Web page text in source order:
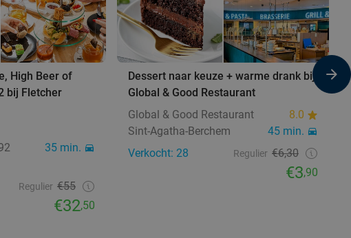
High Beer of
bij Fletcher
35 min.
Regulier €55
€32,50
Dessert naar keuze + warme drank bij
Global & Good Restaurant
Global & Good Restaurant
8.0
Sint-Agatha-Berchem
45 min.
Verkocht: 28
Regulier €6,30
€3,90